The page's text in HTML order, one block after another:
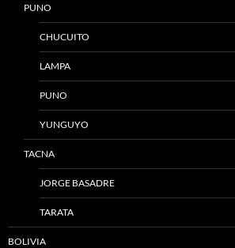
PUNO
CHUCUITO
LAMPA
PUNO
YUNGUYO
TACNA
JORGE BASADRE
TARATA
BOLIVIA